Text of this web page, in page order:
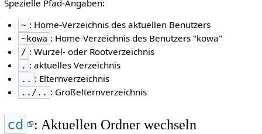
Spezielle Pfad-Angaben:
~ : Home-Verzeichnis des aktuellen Benutzers
~kowa : Home-Verzeichnis des Benutzers "kowa"
/ : Wurzel- oder Rootverzeichnis
. : aktuelles Verzeichnis
.. : Elternverzeichnis
../.. : Großelternverzeichnis
cd : Aktuellen Ordner wechseln